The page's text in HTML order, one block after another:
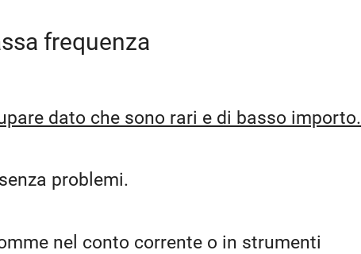
frequenza
dato che sono rari e di basso importo.
senza problemi.
nel conto corrente o in strumenti